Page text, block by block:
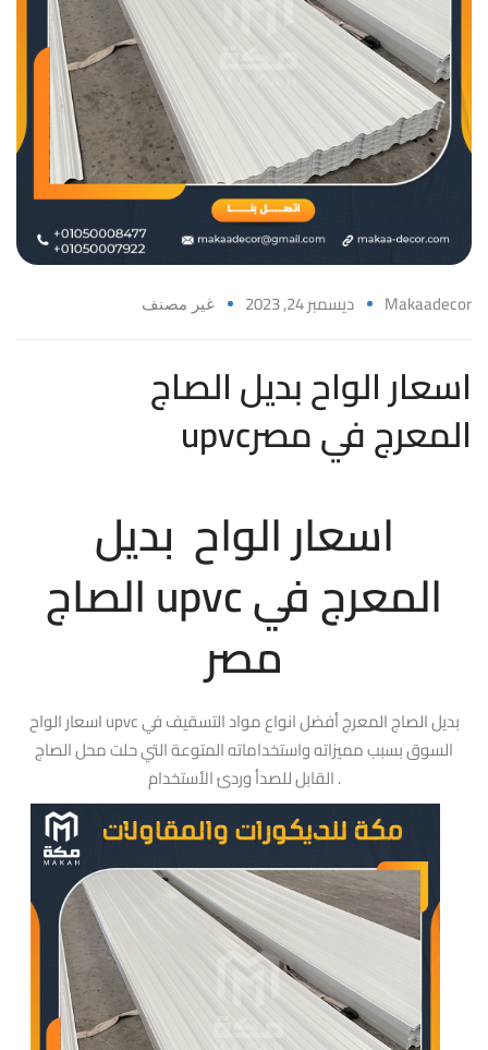
Makaadecor ديسمبر 24, 2023 غير مصنف
اسعار الواح بديل الصاج
upvcالمعرج في مصر
اسعار الواح بديل
الصاج upvc المعرج في
مصر
اسعار الواح upvc بديل الصاج المعرج أفضل انواع مواد التسقيف في
السوق بسبب مميزاته واستخداماته المتوعة التي حلت محل الصاج
القابل للصدأ وردئ الأستخدام .